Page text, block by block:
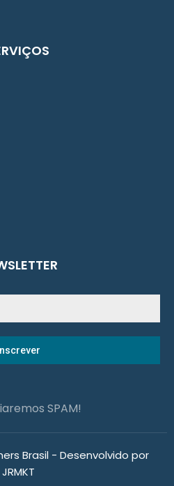
Inscrever
SPAM!
Brasil - Desenvolvido por
JRMKT